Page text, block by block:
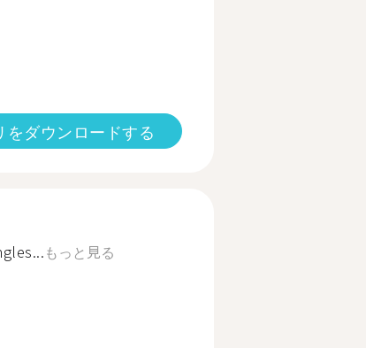
をダウンロードする
もっと見る